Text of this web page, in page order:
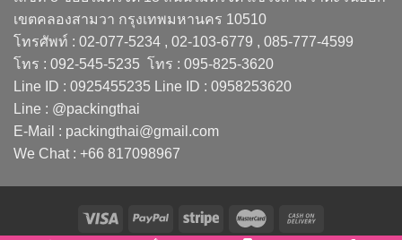
เขตคลองสามวา กรุงเทพมหานคร 10510
โทรศัพท์ : 02-077-5234 , 02-103-6779 , 085-777-4599
โทร : 092-545-5235 โทร : 095-825-3620
Line ID : 0925455235 Line ID : 0958253620
Line : @packingthai
E-Mail : packingthai@gmail.com
We Chat : +66 817098967